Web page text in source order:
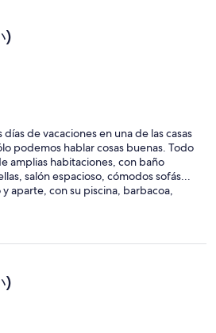
)
de vacaciones en una de las casas
podemos hablar cosas buenas. Todo
amplias habitaciones, con baño
salón espacioso, cómodos sofás...
aparte, con su piscina, barbacoa,
muy acogedora con servicio de bar,
Carlos siempre atento para que no
cualquier problema que pudiera
cerca de un súper y de las playas.
para pasar unos días de vacaciones.
)